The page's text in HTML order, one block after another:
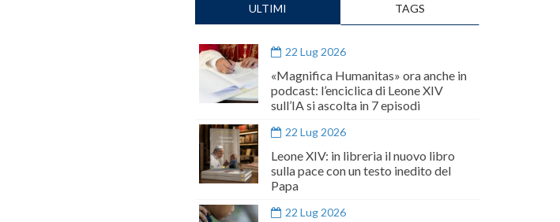
ULTIMI TAGS
22 Lug 2026
«Magnifica Humanitas» ora anche in
podcast: l’enciclica di Leone XIV
sull’IA si ascolta in 7 episodi
22 Lug 2026
Leone XIV: in libreria il nuovo libro
sulla pace con un testo inedito del
Papa
22 Lug 2026